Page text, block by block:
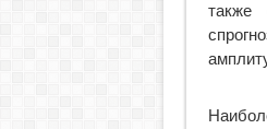
также